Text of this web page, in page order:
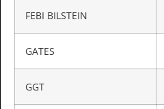
FEBI BILSTEIN
GATES
GGT